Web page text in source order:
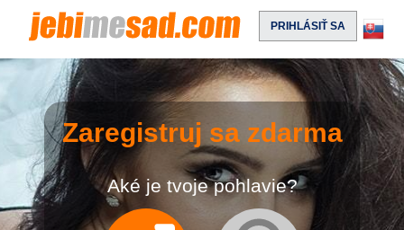
PRIHLÁSIŤ SA
Zaregistruj sa zdarma
Aké je tvoje pohlavie?